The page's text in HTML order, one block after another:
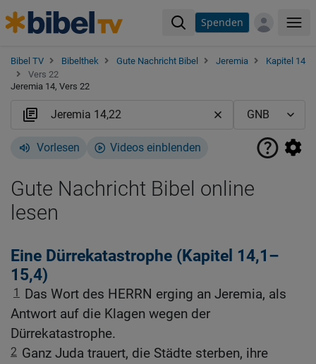
Spenden
Bibel TV Bibelthek Gute Nachricht Bibel Jeremia
Kapitel 14
Vers 22
Jeremia 14, Vers 22
Vorlesen Videos einblenden
Gute Nachricht Bibel online
lesen
Eine Dürrekatastrophe (Kapitel 14,1–
15,4)
1 Das Wort des HERRN erging an Jeremia, als
Antwort auf die Klagen wegen der
Dürrekatastrophe.
2 Ganz Juda trauert, die Städte sterben, ihre